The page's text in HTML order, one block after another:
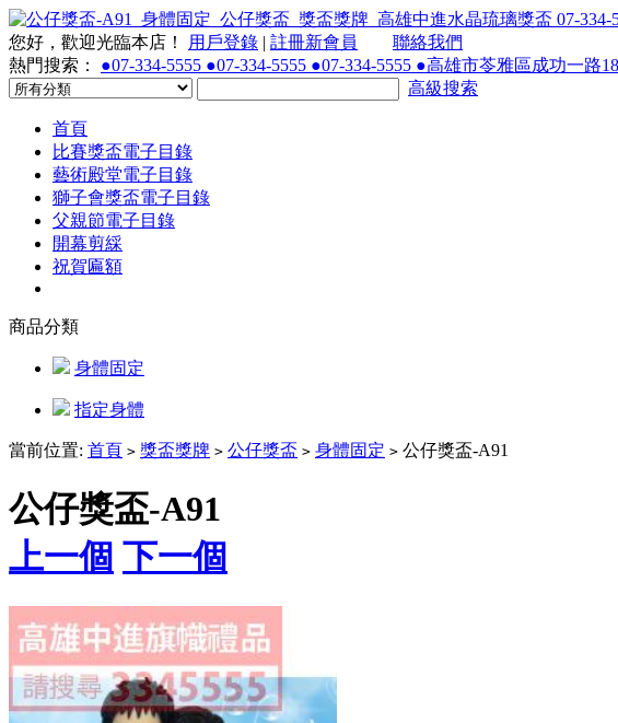
您好，歡迎光臨本店！ 用戶登錄 | 註冊新會員
聯絡我們
熱門搜索： ●07-334-5555 ●07-334-5555 ●07-334-5555 ●高雄市苓雅區成功一路
高級搜索
首頁
比賽獎盃電子目錄
藝術殿堂電子目錄
獅子會獎盃電子目錄
父親節電子目錄
開幕剪綵
祝賀匾額
商品分類
身體固定
指定身體
當前位置: 首頁 > 獎盃獎牌 > 公仔獎盃 > 身體固定 > 公仔獎盃-A91
公仔獎盃-A91
上一個 下一個